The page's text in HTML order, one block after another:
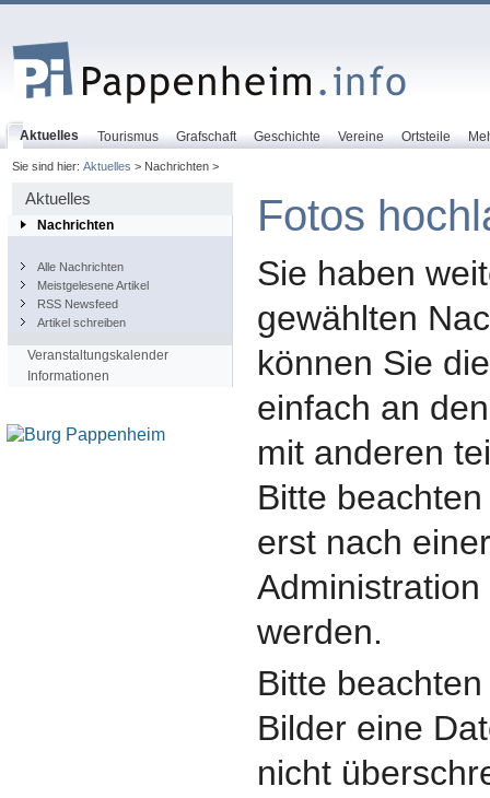
Aktuelles Tourismus Grafschaft Geschichte Vereine Ortsteile
Sie sind hier: Aktuelles > Nachrichten >
Aktuelles
Nachrichten
Alle Nachrichten
Meistgelesene Artikel
RSS Newsfeed
Artikel schreiben
Veranstaltungskalender
Informationen
Fotos
Sie haben
gewählten
können Sie
einfach an
mit anderen
Bitte
erst nach
werden.
Bitte
Bilder eine
nicht